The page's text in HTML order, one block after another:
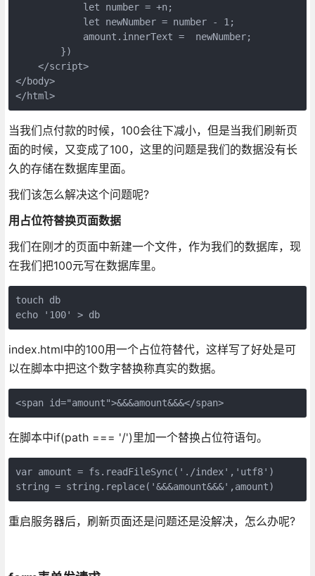
            let number = +n;
            let newNumber = number - 1;
            amount.innerText =  newNumber;
        })
    </script>
</body>
</html>
当我们点付款的时候，100会往下减小，但是当我们刷新页
面的时候，又变成了100，这里的问题是我们的数据没有长
久的存储在数据库里面。
我们该怎么解决这个问题呢?
用占位符替换页面数据
我们在刚才的页面中新建一个文件，作为我们的数据库，现
在我们把100元写在数据库里。
touch db
echo '100' > db
index.html中的100用一个占位符替代，这样写了好处是可
以在脚本中把这个数字替换称真实的数据。
<span id="amount">&&&amount&&&</span>
在脚本中if(path === '/')里加一个替换占位符语句。
var amount = fs.readFileSync('./index','utf8')        //
string = string.replace('&&&amount&&&',amount)
重启服务器后，刷新页面还是问题还是没解决，怎么办呢?